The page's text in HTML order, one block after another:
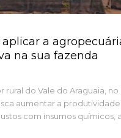
a
na sua fazenda
rural do Vale do Araguaia, no
aumentar a
com insumos químicos,